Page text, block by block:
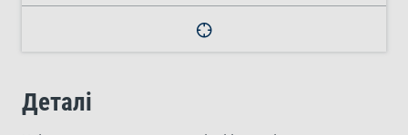
Деталі